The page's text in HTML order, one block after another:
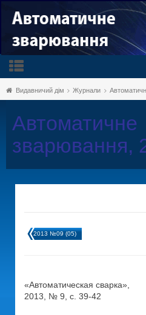
Видавничий дім Журнали
Автоматичне
зварювання,
2013 №09 (05)
«Автоматическая сварка»,
2013, № 9, с. 39-42